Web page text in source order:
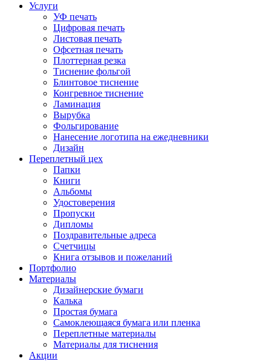
Услуги
УФ печать
Цифровая печать
Листовая печать
Офсетная печать
Плоттерная резка
Тиснение фольгой
Блинтовое тиснение
Конгревное тиснение
Ламинация
Вырубка
Фольгирование
Нанесение логотипа на ежедневники
Дизайн
Переплетный цех
Папки
Книги
Альбомы
Удостоверения
Пропуски
Дипломы
Поздравительные адреса
Счетчицы
Книга отзывов и пожеланий
Портфолио
Материалы
Дизайнерские бумаги
Калька
Простая бумага
Самоклеющаяся бумага или пленка
Переплетные материалы
Материалы для тиснения
Акции